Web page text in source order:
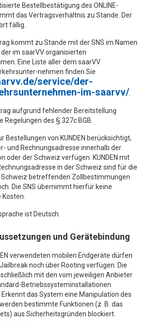
Bestellbestätigung des ONLINE-
das Vertragsverhältnis zu Stande. Der
fällig.
kommt zu Stande mit der SNS im Namen
im saarVV organisierten
Eine Liste aller dem saarVV
nehmen finden Sie
service/der-
im-saarvv/
aufgrund fehlender Bereitstellung
Regelungen des § 327c BGB.
Bestellungen von KUNDEN berücksichtigt,
und Rechnungsadresse innerhalb der
oder der Schweiz verfügen. KUNDEN mit
in der Schweiz sind für die
Schweiz betreffenden Zollbestimmungen
Die SNS übernimmt hierfür keine
ist Deutsch.
und Gerätebindung
verwendeten mobilen Endgeräte dürfen
noch über Rooting verfügen. Die
mit den vom jeweiligen Anbieter
Betriebssysteminstallationen
das System eine Manipulation des
bestimmte Funktionen (z. B. das
aus Sicherheitsgründen blockiert.